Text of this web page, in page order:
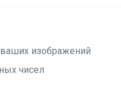
изображений
чисел